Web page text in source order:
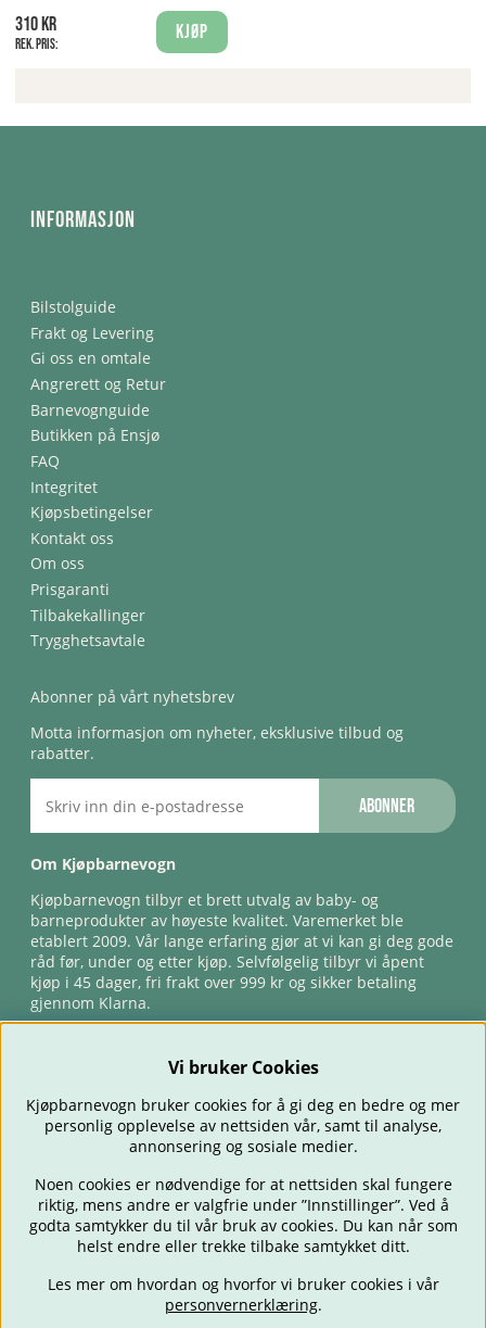
310 kr
Rek. pris:
Kjøp
Informasjon
Bilstolguide
Frakt og Levering
Gi oss en omtale
Angrerett og Retur
Barnevognguide
Butikken på Ensjø
FAQ
Integritet
Kjøpsbetingelser
Kontakt oss
Om oss
Prisgaranti
Tilbakekallinger
Trygghetsavtale
Abonner på vårt nyhetsbrev
Motta informasjon om nyheter, eksklusive tilbud og
rabatter.
Abonner
Om Kjøpbarnevogn
Kjøpbarnevogn tilbyr et brett utvalg av baby- og
barneprodukter av høyeste kvalitet. Varemerket ble
etablert 2009. Vår lange erfaring gjør at vi kan gi deg gode
råd før, under og etter kjøp. Selvfølgelig tilbyr vi åpent
kjøp i 45 dager, fri frakt over 999 kr og sikker betaling
gjennom Klarna.
BARNEVOGNER BILSTOLER BABY SPISE & MATE
REISE
FORELDRE
BARNEROMMET LEKER TILBUD
OUTLET
GAVETIPS
Vi bruker Cookies
Kjøpbarnevogn bruker cookies for å gi deg en bedre og mer
personlig opplevelse av nettsiden vår, samt til analyse,
annonsering og sosiale medier.
Noen cookies er nødvendige for at nettsiden skal fungere
riktig, mens andre er valgfrie under ”Innstillinger”. Ved å
godta samtykker du til vår bruk av cookies. Du kan når som
helst endre eller trekke tilbake samtykket ditt.
Les mer om hvordan og hvorfor vi bruker cookies i vår
personvernerklæring.